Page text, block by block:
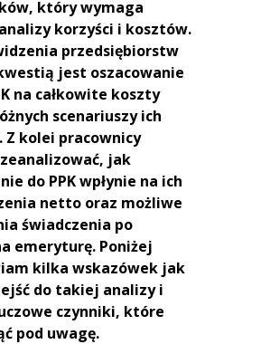
który wymaga
korzyści i kosztów.
przedsiębiorstw
jest oszacowanie
na całkowite koszty
scenariuszy ich
Z kolei pracownicy
jak
do PPK wpłynie na ich
netto oraz możliwe
świadczenia po
emeryturę. Poniżej
kilka wskazówek jak
do takiej analizy i
czynniki, które
pod uwagę.